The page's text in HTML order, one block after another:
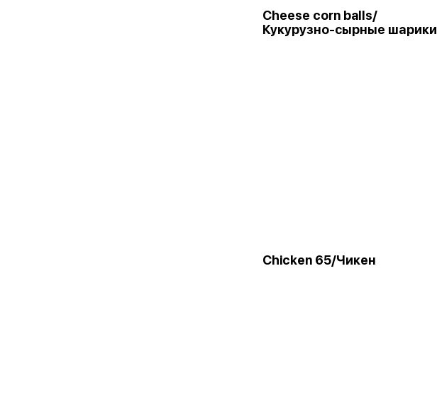
Cheese corn balls/
Кукурузно-сырные шарики
Chicken 65/Чикен